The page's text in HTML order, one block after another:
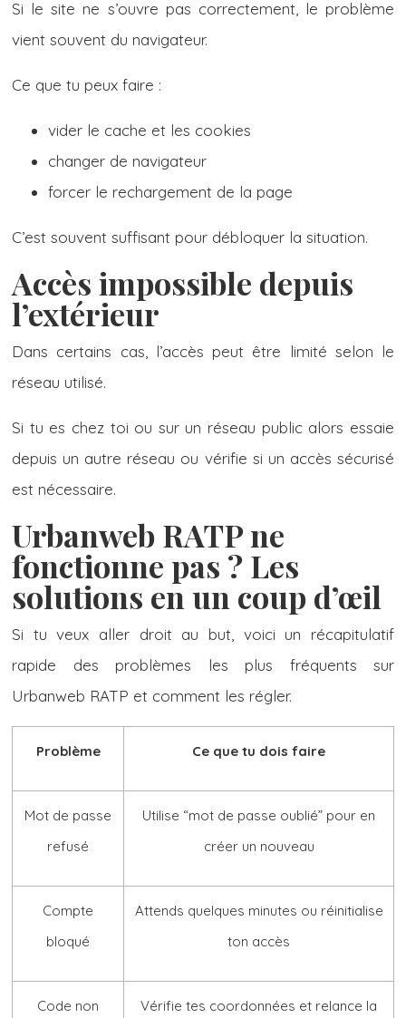
Si le site ne s’ouvre pas correctement, le problème
vient souvent du navigateur.
Ce que tu peux faire :
vider le cache et les cookies
changer de navigateur
forcer le rechargement de la page
C’est souvent suffisant pour débloquer la situation.
Accès impossible depuis
l’extérieur
Dans certains cas, l’accès peut être limité selon le
réseau utilisé.
Si tu es chez toi ou sur un réseau public alors essaie
depuis un autre réseau ou vérifie si un accès sécurisé
est nécessaire.
Urbanweb RATP ne
fonctionne pas ? Les
solutions en un coup d’œil
Si tu veux aller droit au but, voici un récapitulatif
rapide des problèmes les plus fréquents sur
Urbanweb RATP et comment les régler.
Problème Ce que tu dois faire
Mot de passe
refusé
Utilise “mot de passe oublié” pour en
créer un nouveau
Compte
bloqué
Attends quelques minutes ou réinitialise
ton accès
Code non
Vérifie tes coordonnées et relance la